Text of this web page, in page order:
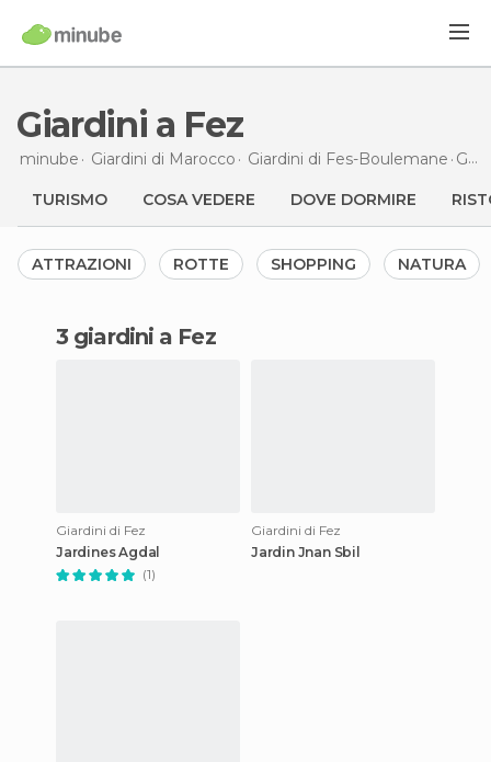
Giardini a Fez
minube Giardini di Marocco Giardini di Fes-Boulemane Giardini
TURISMO COSA VEDERE DOVE DORMIRE
ATTRAZIONI ROTTE SHOPPING NATURA
3 giardini a Fez
Giardini di Fez
Jardines Agdal
(1)
Giardini di Fez
Jardin Jnan Sbil